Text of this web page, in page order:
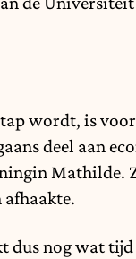
wordt, is
deel aan
Mathilde.
afhaakte.
dus nog wat